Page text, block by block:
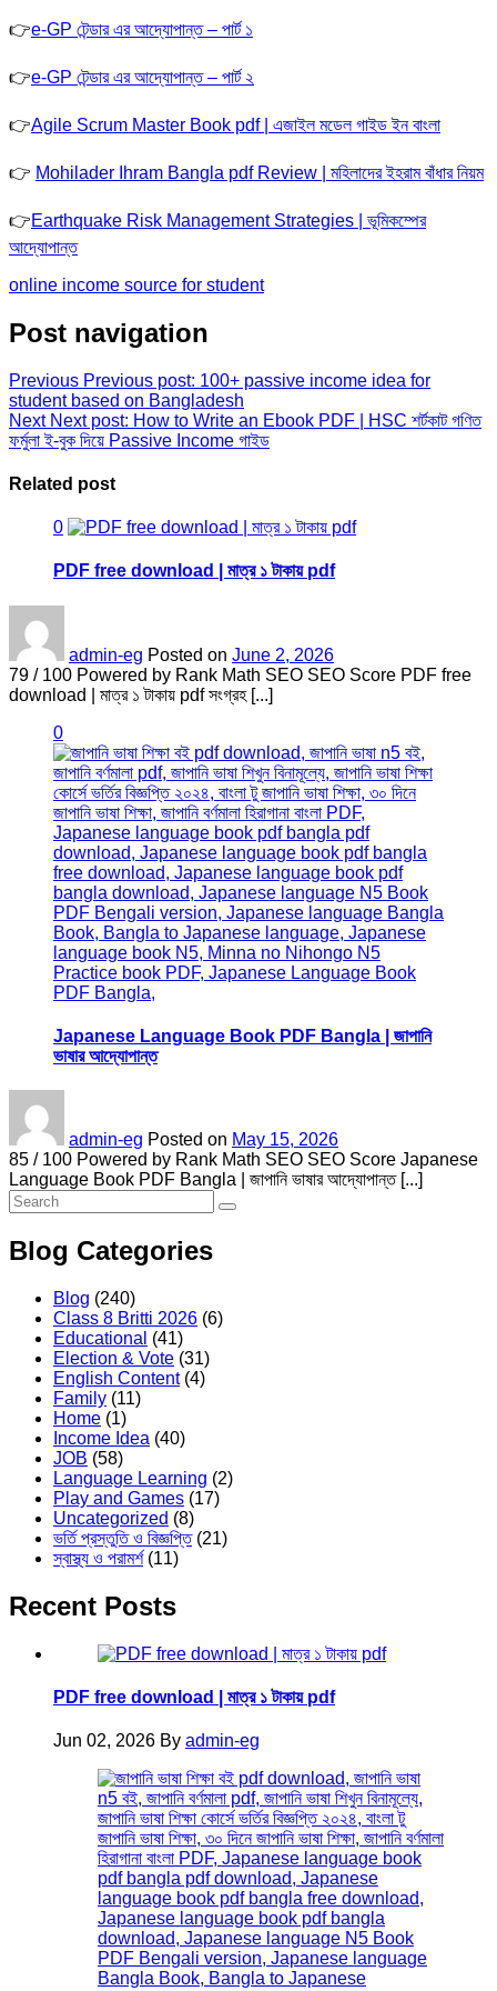
👉e-GP টেন্ডার এর আদ্যোপান্ত – পার্ট ১
👉e-GP টেন্ডার এর আদ্যোপান্ত – পার্ট ২
👉Agile Scrum Master Book pdf | এজাইল মডেল গাইড ইন বাংলা
👉 Mohilader Ihram Bangla pdf Review | মহিলাদের ইহরাম বাঁধার নিয়ম
👉Earthquake Risk Management Strategies | ভূমিকম্পের
আদ্যোপান্ত
online income source for student
Post navigation
Previous Previous post: 100+ passive income idea for
student based on Bangladesh
Next Next post: How to Write an Ebook PDF | HSC শর্টকাট গণিত
ফর্মুলা ই-বুক দিয়ে Passive Income গাইড
Related post
0
PDF free download | মাত্র ১ টাকায় pdf
admin-eg Posted on June 2, 2026
79 / 100 Powered by Rank Math SEO SEO Score PDF free
download | মাত্র ১ টাকায় pdf সংগ্রহ [...]
0
Japanese Language Book PDF Bangla | জাপানি
ভাষার আদ্যোপান্ত
admin-eg Posted on May 15, 2026
85 / 100 Powered by Rank Math SEO SEO Score Japanese
Language Book PDF Bangla | জাপানি ভাষার আদ্যোপান্ত [...]
Blog Categories
Blog (240)
Class 8 Britti 2026 (6)
Educational (41)
Election & Vote (31)
English Content(4)
Family (11)
Home (1)
Income Idea (40)
JOB (58)
Language Learning (2)
Play and Games (17)
Uncategorized (8)
ভর্তি প্রস্তুতি ও বিজ্ঞপ্তি(21)
স্বাস্থ্য ও পরামর্শ(11)
Recent Posts
PDF free download | মাত্র ১ টাকায় pdf
Jun 02, 2026 By admin-eg